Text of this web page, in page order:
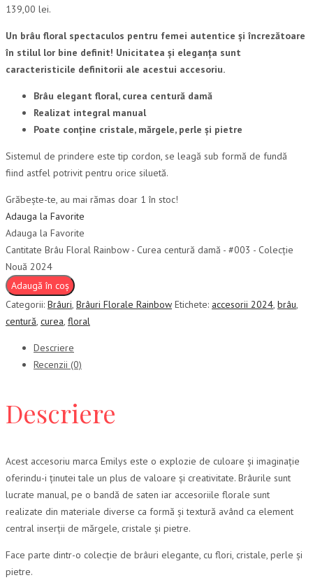
139,00 lei.
Un brâu floral spectaculos pentru femei autentice și încrezătoare
în stilul lor bine definit! Unicitatea și eleganța sunt
caracteristicile definitorii ale acestui accesoriu.
Brâu elegant floral, curea centură damă
Realizat integral manual
Poate conține cristale, mărgele, perle și pietre
Sistemul de prindere este tip cordon, se leagă sub formă de fundă
fiind astfel potrivit pentru orice siluetă.
Grăbește-te, au mai rămas doar 1 în stoc!
Adauga la Favorite
Adauga la Favorite
Cantitate Brâu Floral Rainbow - Curea centură damă - #003 - Colecție
Nouă 2024
Adaugă în coș
Categorii: Brâuri, Brâuri Florale Rainbow Etichete: accesorii 2024, brâu,
centură, curea, floral
Descriere
Recenzii (0)
Descriere
Acest accesoriu marca Emilys este o explozie de culoare și imaginație
oferindu-i ținutei tale un plus de valoare și creativitate. Brâurile sunt
lucrate manual, pe o bandă de saten iar accesoriile florale sunt
realizate din materiale diverse ca formă și textură având ca element
central inserții de mărgele, cristale și pietre.
Face parte dintr-o colecție de brâuri elegante, cu flori, cristale, perle și
pietre.